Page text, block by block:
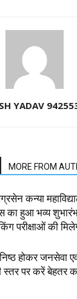
YADAV
MORE FROM
कन्या
का हुआ भव्य
परीक्षाओं की
होकर जनसेवा
स्तर पर करें बेहतर